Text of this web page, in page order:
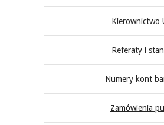
Kierownictwo
Referaty i
Numery kont
Zamówienia